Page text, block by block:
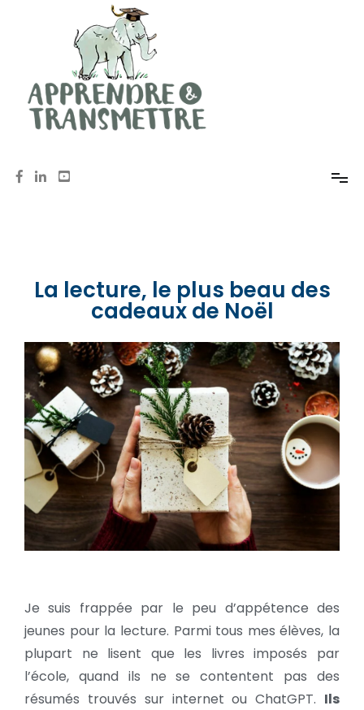
La lecture, le plus beau des
cadeaux de Noël
Je suis frappée par le peu d’appétence des
jeunes pour la lecture. Parmi tous mes élèves, la
plupart ne lisent que les livres imposés par
l’école, quand ils ne se contentent pas des
résumés trouvés sur internet ou ChatGPT. Ils